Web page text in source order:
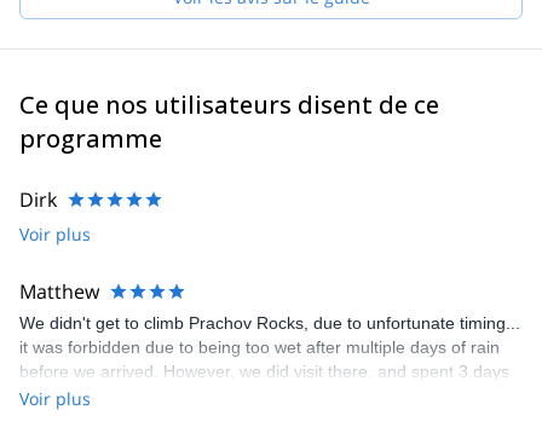
Ce que nos utilisateurs disent de ce
programme
Dirk
Voir plus
Matthew
We didn't get to climb Prachov Rocks, due to unfortunate timing...
it was forbidden due to being too wet after multiple days of rain
before we arrived. However, we did visit there, and spent 3 days
climbing at another spot where climbing was allowed. All in all, it
Voir plus